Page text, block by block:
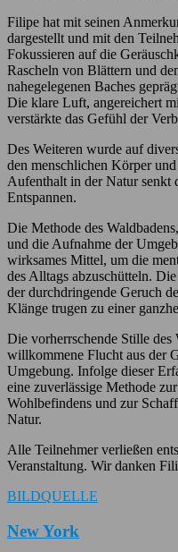
Filipe hat mit seinen
dargestellt und mit den
Fokussieren auf die
Rascheln von Blättern und
nahegelegenen Baches
Die klare Luft, angereichert
verstärkte das Gefühl der
Des Weiteren wurde auf
den menschlichen Körper
Aufenthalt in der Natur senkt
Entspannen.
Die Methode des
und die Aufnahme der
wirksames Mittel, um die
des Alltags abzuschütteln.
der durchdringende Geruch
Klänge trugen zu einer
Die vorherrschende Stille des
willkommene Flucht aus der
Umgebung. Infolge dieser
eine zuverlässige Methode
Wohlbefindens und zur
Natur.
Alle Teilnehmer verließen
Veranstaltung. Wir danken
BILDQUELLE
New York